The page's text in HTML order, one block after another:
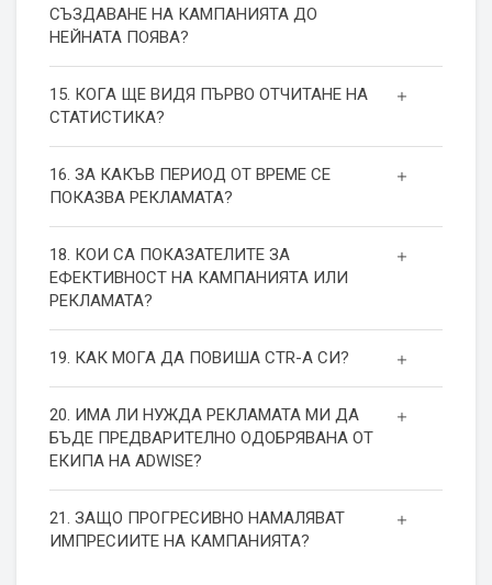
СЪЗДАВАНЕ НА КАМПАНИЯТА ДО
НЕЙНАТА ПОЯВА?
15. КОГА ЩЕ ВИДЯ ПЪРВО ОТЧИТАНЕ НА
СТАТИСТИКА?
16. ЗА КАКЪВ ПЕРИОД ОТ ВРЕМЕ СЕ
ПОКАЗВА РЕКЛАМАТА?
18. КОИ СА ПОКАЗАТЕЛИТЕ ЗА
ЕФЕКТИВНОСТ НА КАМПАНИЯТА ИЛИ
РЕКЛАМАТА?
19. КАК МОГА ДА ПОВИША СТR-А СИ?
20. ИМА ЛИ НУЖДА РЕКЛАМАТА МИ ДА
БЪДЕ ПРЕДВАРИТЕЛНО ОДОБРЯВАНА ОТ
ЕКИПА НА ADWISE?
21. ЗАЩО ПРОГРЕСИВНО НАМАЛЯВАТ
ИМПРЕСИИТЕ НА КАМПАНИЯТА?